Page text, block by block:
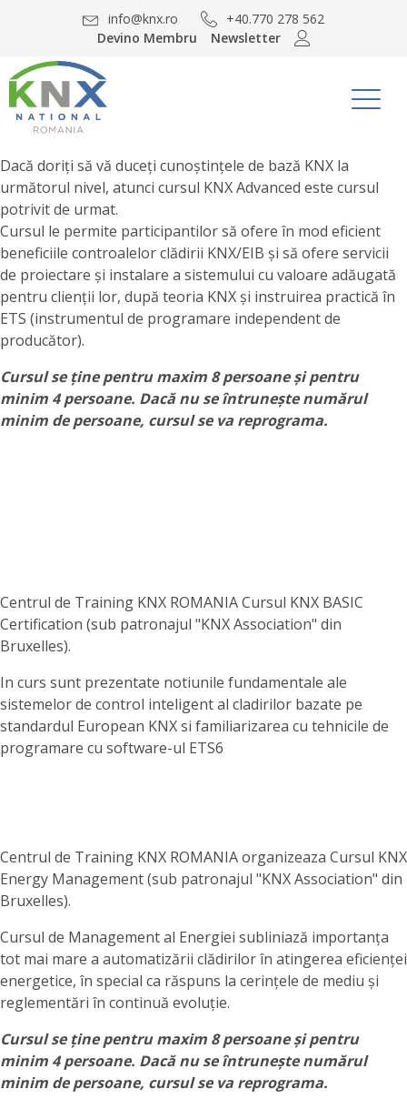
info@knx.ro
+40.770 278 562
Devino Membru
Newsletter
Dacă doriți să vă duceți cunoștințele de bază KNX la
următorul nivel, atunci cursul KNX Advanced este cursul
potrivit de urmat.
Cursul le permite participantilor să ofere în mod eficient
beneficiile controalelor clădirii KNX/EIB și să ofere servicii
de proiectare și instalare a sistemului cu valoare adăugată
pentru clienții lor, după teoria KNX și instruirea practică în
ETS (instrumentul de programare independent de
producător).
Cursul se ține pentru maxim 8 persoane și pentru
minim 4 persoane. Dacă nu se întrunește numărul
minim de persoane, cursul se va reprograma.
Centrul de Training KNX ROMANIA Cursul KNX BASIC
Certification (sub patronajul "KNX Association" din
Bruxelles).
In curs sunt prezentate notiunile fundamentale ale
sistemelor de control inteligent al cladirilor bazate pe
standardul European KNX si familiarizarea cu tehnicile de
programare cu software-ul ETS6
Centrul de Training KNX ROMANIA organizeaza Cursul KNX
Energy Management (sub patronajul "KNX Association" din
Bruxelles).
Cursul de Management al Energiei subliniază importanța
tot mai mare a automatizării clădirilor în atingerea eficienței
energetice, în special ca răspuns la cerințele de mediu și
reglementări în continuă evoluție.
Cursul se ține pentru maxim 8 persoane și pentru
minim 4 persoane. Dacă nu se întrunește numărul
minim de persoane, cursul se va reprograma.